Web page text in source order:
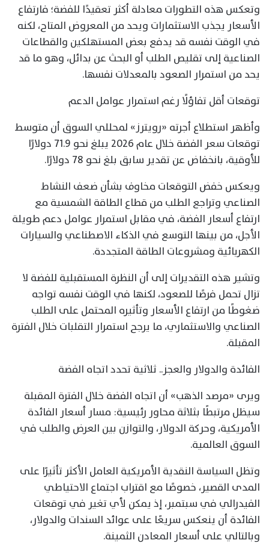
وتعكس هذه التطورات معادلة أكثر تعقيدًا للفضة؛ فارتفاع
الأسعار يجذب الاستثمارات ويحد من المعروض المتاح، لكنه
في الوقت نفسه قد يدفع بعض المستهلكين والقطاعات
الصناعية إلى تقليص الطلب أو البحث عن بدائل، وهو ما قد
يحد من استمرار الصعود بالمعدلات نفسها.
توقعات أقل تفاؤلًا رغم استمرار عوامل الدعم
وأظهر استطلاع أجرته «رويترز» لمحللي السوق أن متوسط
توقعات سعر الفضة خلال عام 2026 يبلغ نحو 71.9 دولارًا
للأوقية، بانخفاض عن تقدير سابق بلغ نحو 78 دولارًا.
ويعكس خفض التوقعات مخاوف بشأن ضعف النشاط
الصناعي وتراجع الطلب من قطاع الطاقة الشمسية مع
ارتفاع أسعار الفضة، في مقابل استمرار عوامل دعم طويلة
الأجل، من بينها التوسع في الذكاء الاصطناعي والسيارات
الكهربائية ومشروعات الطاقة المتجددة.
وتشير هذه التقديرات إلى أن النظرة المستقبلية للفضة لا
تزال تحمل فرصًا للصعود، لكنها في الوقت نفسه تواجه
ضغوطًا من ارتفاع الأسعار وتأثيره المحتمل على الطلب
الصناعي والاستثماري، ما يرجح استمرار التقلبات خلال الفترة
المقبلة.
الفائدة والدولار والعجز.. ثلاثية تحدد اتجاه الفضة
ويرى «مرصد الذهب» أن اتجاه الفضة خلال الفترة المقبلة
سيظل مرتبطًا بثلاثة محاور رئيسية: مسار أسعار الفائدة
الأمريكية، وحركة الدولار، والتوازن بين العرض والطلب في
السوق العالمية.
وتظل السياسة النقدية الأمريكية العامل الأكثر تأثيرًا على
المدى القصير، خصوصًا مع اقتراب اجتماع الاحتياطي
الفيدرالي في سبتمبر، إذ يمكن لأي تغير في توقعات
الفائدة أن ينعكس سريعًا على عوائد السندات والدولار،
وبالتالي على أسعار المعادن الثمينة.